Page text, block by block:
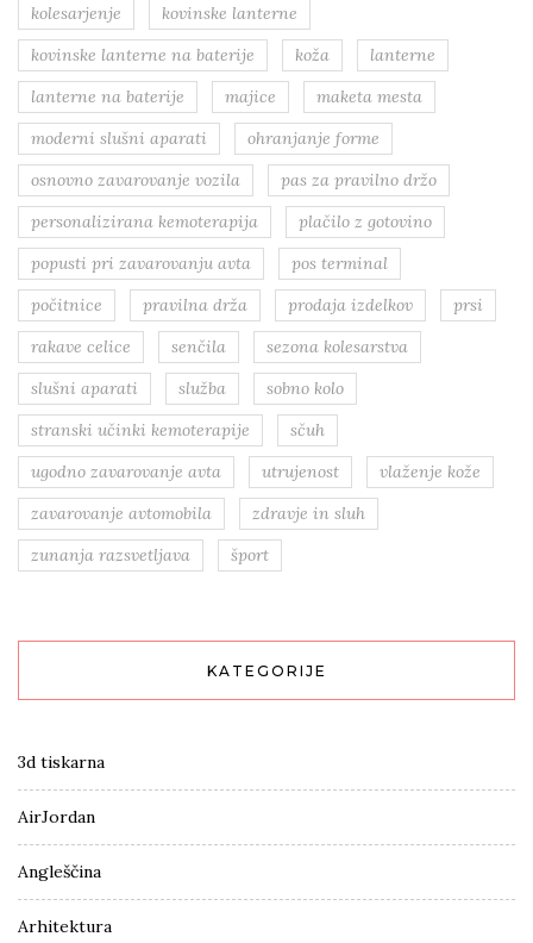
kolesarjenje
kovinske lanterne
kovinske lanterne na baterije
koža
lanterne
lanterne na baterije
majice
maketa mesta
moderni slušni aparati
ohranjanje forme
osnovno zavarovanje vozila
pas za pravilno držo
personalizirana kemoterapija
plačilo z gotovino
popusti pri zavarovanju avta
pos terminal
počitnice
pravilna drža prodaja izdelkov
prsi
rakave celice
senčila
sezona kolesarstva
slušni aparati
služba
sobno kolo
stranski učinki kemoterapije
sčuh
ugodno zavarovanje avta
utrujenost
vlaženje kože
zavarovanje avtomobila
zdravje in sluh
zunanja razsvetljava
šport
KATEGORIJE
3d tiskarna
AirJordan
Angleščina
Arhitektura